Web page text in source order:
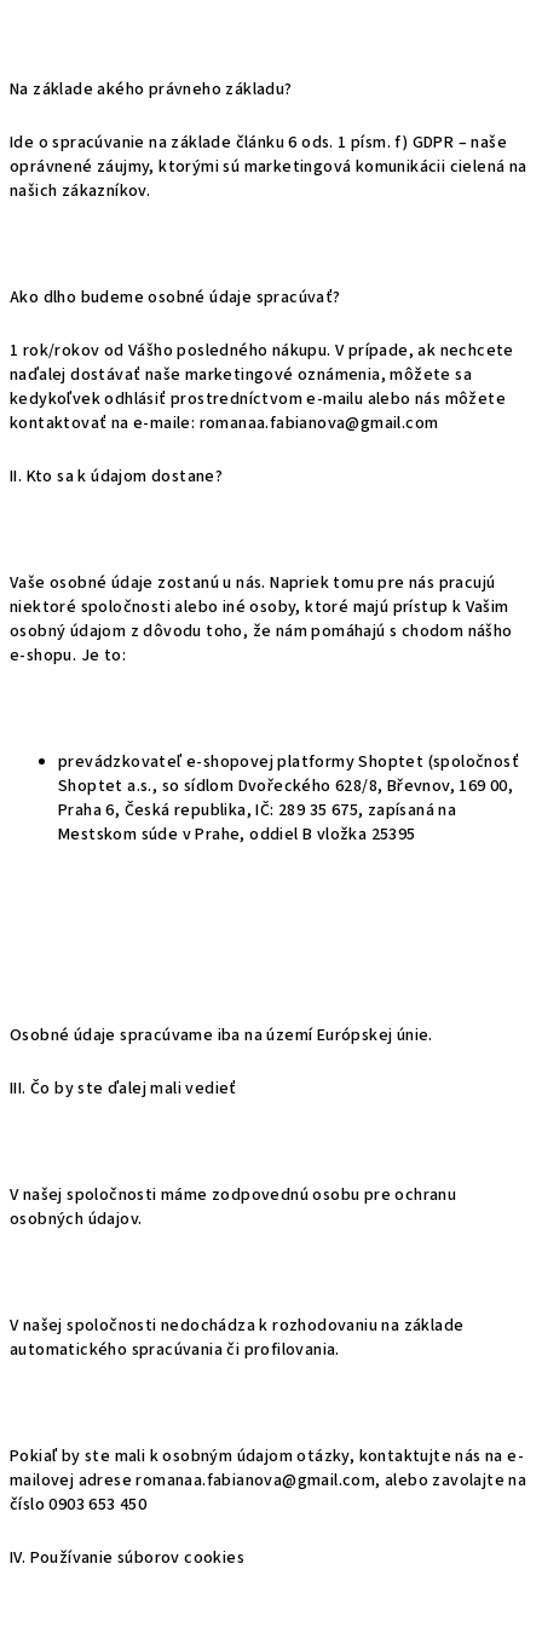
Na základe akého právneho základu?
Ide o spracúvanie na základe článku 6 ods. 1 písm. f) GDPR – naše
oprávnené záujmy, ktorými sú marketingová komunikácii cielená na
našich zákazníkov.
Ako dlho budeme osobné údaje spracúvať?
1 rok/rokov od Vášho posledného nákupu. V prípade, ak nechcete
naďalej dostávať naše marketingové oznámenia, môžete sa
kedykoľvek odhlásiť prostredníctvom e-mailu alebo nás môžete
kontaktovať na e-maile: romanaa.fabianova@gmail.com
II. Kto sa k údajom dostane?
Vaše osobné údaje zostanú u nás. Napriek tomu pre nás pracujú
niektoré spoločnosti alebo iné osoby, ktoré majú prístup k Vašim
osobný údajom z dôvodu toho, že nám pomáhajú s chodom nášho
e-shopu. Je to:
prevádzkovateľ e-shopovej platformy Shoptet (spoločnosť
Shoptet a.s., so sídlom Dvořeckého 628/8, Břevnov, 169 00,
Praha 6, Česká republika, IČ: 289 35 675, zapísaná na
Mestskom súde v Prahe, oddiel B vložka 25395
Osobné údaje spracúvame iba na území Európskej únie.
III. Čo by ste ďalej mali vedieť
V našej spoločnosti máme zodpovednú osobu pre ochranu
osobných údajov.
V našej spoločnosti nedochádza k rozhodovaniu na základe
automatického spracúvania či profilovania.
Pokiaľ by ste mali k osobným údajom otázky, kontaktujte nás na e-
mailovej adrese romanaa.fabianova@gmail.com, alebo zavolajte na
číslo 0903 653 450
IV. Používanie súborov cookies